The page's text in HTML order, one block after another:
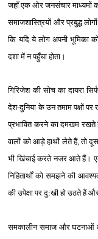
जहाँ एक ओर जनसंचार माध्‍यमों
समाजशास्त्रियों और प्रबुद्ध
कि यदि ये लोग अपनी भूमिका
दशा में न पहुँचा होता।
गिरिजेश की सोच का दायरा
देश-दुनिया के उन तमाम पक्षों
प्रभावित करने का दमखम रखते
वालों को आड़े हाथों लेते हैं, तो
भी खिंचाई करते नजर आते हैं।
निहितार्थों को समझने की
की उपेक्षा पर दु:खी हो उठते हैं
समकालीन समाज और घटनाओं